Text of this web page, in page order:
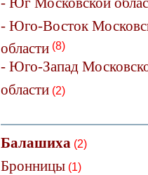
- Юго-Восток
области(8)
- Юго-Запад
области(2)
Балашиха(2)
Бронницы(1)